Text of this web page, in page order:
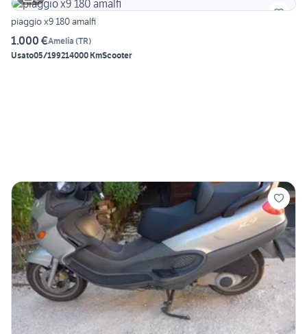
piaggio x9 180 amalfi
1.000 €Amelia (TR)
Usato05/199214000 KmScooter